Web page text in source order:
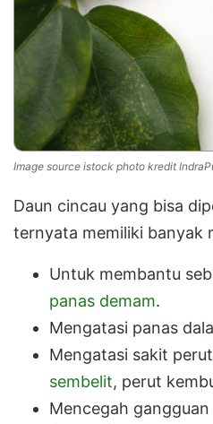
Image source istock photo kredit
Daun cincau yang bisa
ternyata memiliki banyak
Untuk membantu
panas demam.
Mengatasi panas
Mengatasi sakit
sembelit, perut
Mencegah